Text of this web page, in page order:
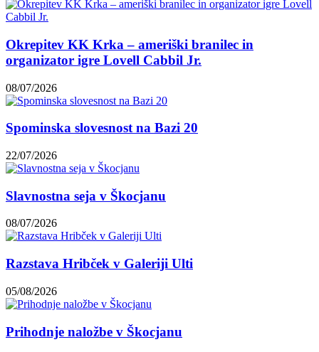
Okrepitev KK Krka – ameriški branilec in
organizator igre Lovell Cabbil Jr.
08/07/2026
Spominska slovesnost na Bazi 20
22/07/2026
Slavnostna seja v Škocjanu
08/07/2026
Razstava Hribček v Galeriji Ulti
05/08/2026
Prihodnje naložbe v Škocjanu